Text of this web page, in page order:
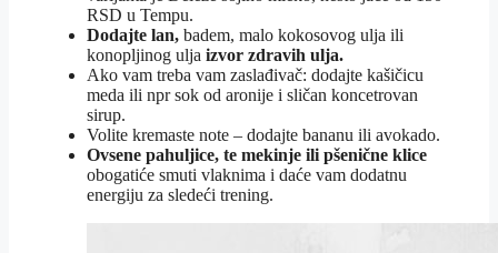
RSD u Tempu.
Dodajte lan, badem, malo kokosovog ulja ili
konopljinog ulja izvor zdravih ulja.
Ako vam treba vam zaslađivač: dodajte kašičicu
meda ili npr sok od aronije i sličan koncetrovan
sirup.
Volite kremaste note – dodajte bananu ili avokado.
Ovsene pahuljice, te mekinje ili pšenične klice
obogatiće smuti vlaknima i daće vam dodatnu
energiju za sledeći trening.